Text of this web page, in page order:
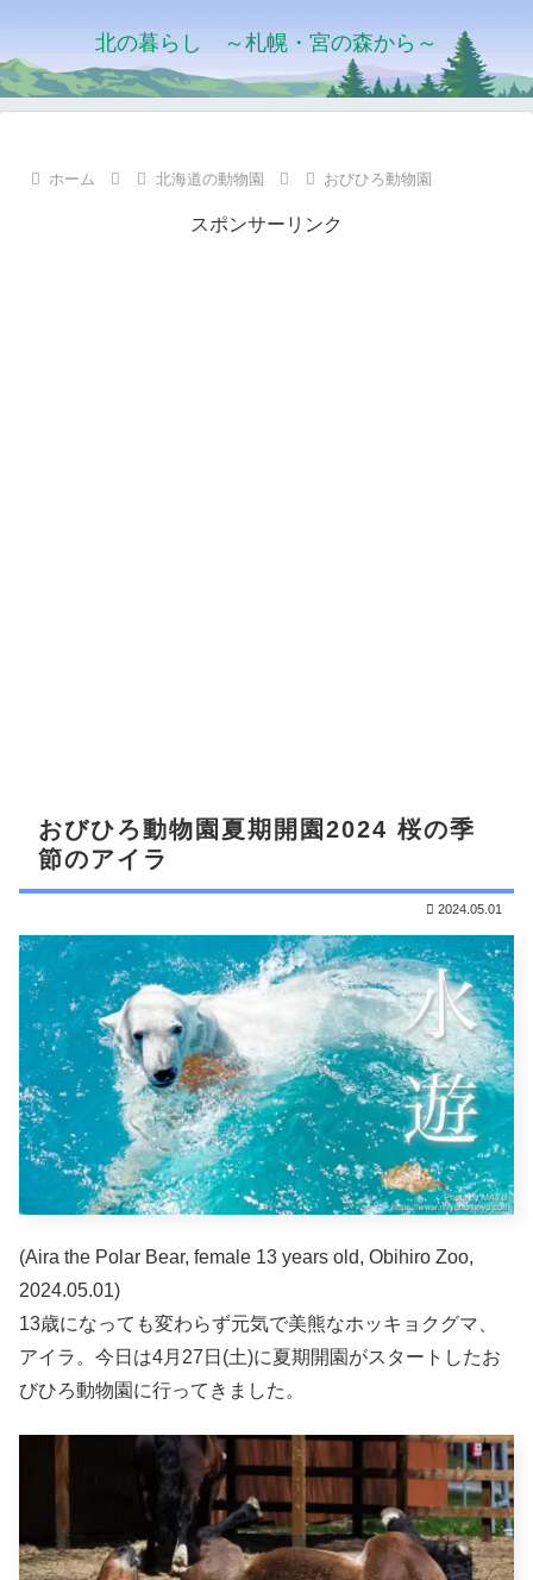
北の暮らし ～札幌・宮の森から～
ホーム 北海道の動物園 おびひろ動物園
スポンサーリンク
おびひろ動物園夏期開園2024 桜の季
節のアイラ
2024.05.01
(Aira the Polar Bear, female 13 years old, Obihiro Zoo,
2024.05.01)
13歳になっても変わらず元気で美熊なホッキョクグマ、
アイラ。今日は4月27日(土)に夏期開園がスタートしたお
びひろ動物園に行ってきました。